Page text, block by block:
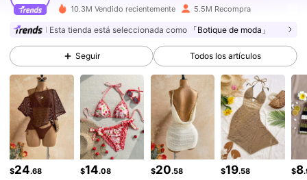
4.91 2.4M Seguidores
2.4M Seguidores
4.91 2.4M Seguidores
4.91 2.4M Seguidores
2.4M Seguidores
10.3M Vendido recientemente 5.5M Recompra
Esta tienda está seleccionada como 「Botique de moda」
Seguir Todos los artículos
$24.68 $14.08 $20.58 $19.58 $8